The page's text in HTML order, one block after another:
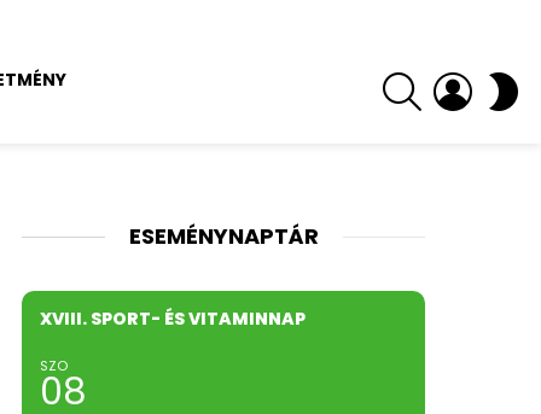
SEARCH LOGIN
ESEMÉNYNAPTÁR
XVIII. SPORT- ÉS VITAMINNAP
SZO
08